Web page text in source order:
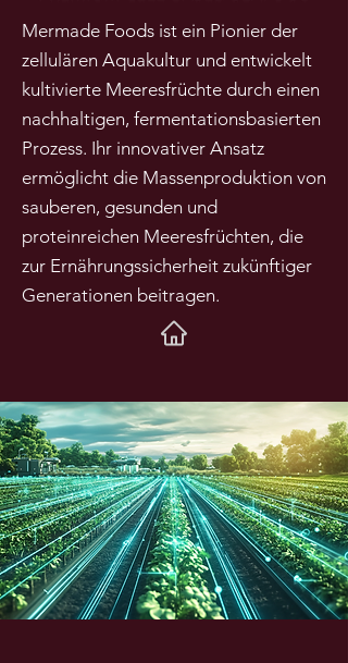
Mermade Foods ist ein Pionier der
zellulären Aquakultur und entwickelt
kultivierte Meeresfrüchte durch einen
nachhaltigen, fermentationsbasierten
Prozess. Ihr innovativer Ansatz
ermöglicht die Massenproduktion von
sauberen, gesunden und
proteinreichen Meeresfrüchten, die
zur Ernährungssicherheit zukünftiger
Generationen beitragen.